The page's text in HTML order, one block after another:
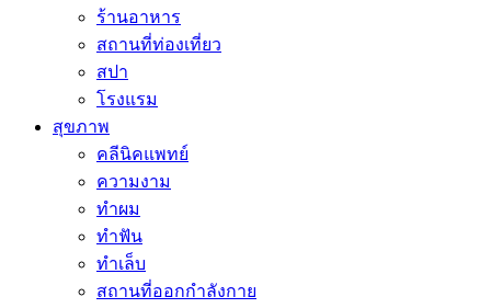
ร้านอาหาร
สถานที่ท่องเที่ยว
สปา
โรงแรม
สุขภาพ
คลีนิคแพทย์
ความงาม
ทำผม
ทำฟัน
ทำเล็บ
สถานที่ออกกำลังกาย